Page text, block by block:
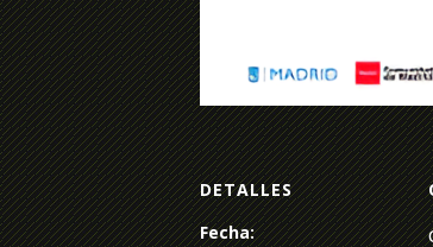
DETALLES
Fecha: